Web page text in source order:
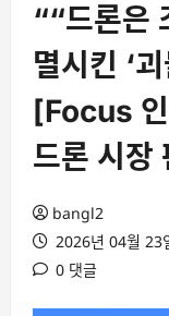
““드론은
멸시킨 ‘
[Focus
드론 시장
bangl2
2026년 04월 23
0 댓글